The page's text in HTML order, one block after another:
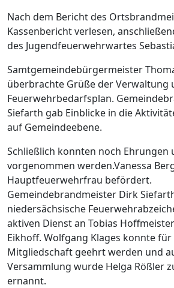
Nach dem Bericht des
Kassenbericht verlesen,
des Jugendfeuerwehrwartes
Samtgemeindebürgermeister
überbrachte Grüße der Verwaltung
Feuerwehrbedarfsplan.
Siefarth gab Einblicke in die
auf Gemeindeebene.
Schließlich konnten noch Ehrungen
vorgenommen werden.Vanessa
Hauptfeuerwehrfrau befördert.
Gemeindebrandmeister Dirk
niedersächsische
aktiven Dienst an Tobias
Eikhoff. Wolfgang Klages konnte für
Mitgliedschaft geehrt werden und
Versammlung wurde Helga Rößler
ernannt.